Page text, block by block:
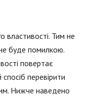
Тим не
буде помилкою.
повертає
перевірити
Нижче наведено